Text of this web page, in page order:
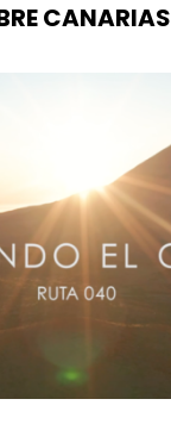
CANARIAS